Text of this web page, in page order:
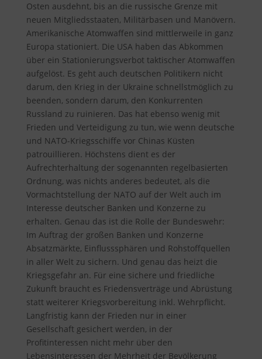
Osten ausdehnt, bis an die russische Grenze mit
neuen Mitgliedsstaaten, Militärbasen und Manövern.
Amerikanische Atomwaffen sind mittlerweile in ganz
Europa stationiert. Die USA haben das Abkommen
über ein Stationierungsverbot taktischer Atomwaffen
aufgelöst. Es geht auch deutschen Politikern nicht
darum, den Krieg in der Ukraine schnellstmöglich zu
beenden, sondern darum, den Konkurrenten
Russland zu ruinieren. Das hat ebenso wenig mit
Frieden und Verteidigung zu tun, wie wenn deutsche
und NATO-Kriegsschiffe vor Chinas Küsten
patrouillieren. Höchstens dient es der
Aufrechterhaltung der sogenannten regelbasierten
Ordnung, was nichts anderes bedeutet, als die
Vormachtstellung der NATO auf der Welt auch im
Interesse deutscher Banken und Konzerne zu
erhalten. Genau das ist die Rolle der Bundeswehr:
Im Auftrag der großen Banken und Konzerne
Absatzmärkte, Einflusssphären und Rohstoffquellen
in aller Welt zu sichern. Und genau das heizt die
Kriegsgefahr an. Für eine sichere und friedliche
Zukunft braucht es Friedensverträge und Abrüstung
statt weiterer Kriegsvorbereitung inkl. Wehrpflicht.
Langfristig kann der Frieden nur in einer
Gesellschaft gesichert werden, in der
Profitinteressen nicht mehr über den
Lebensinteressen der Mehrheit der Bevölkerung